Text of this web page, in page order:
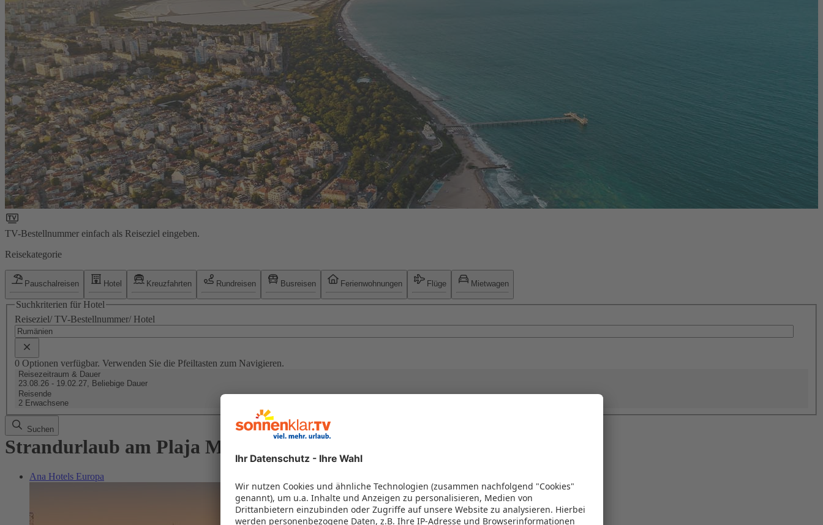
TV-Bestellnummer einfach als Reiseziel eingeben.
Reisekategorie
Pauschalreisen Hotel Kreuzfahrten Rundreisen Busreisen Ferienwohnungen Flüge Mietwagen
Suchkriterien für Hotel
Reiseziel/ TV-Bestellnummer/ Hotel
0 Optionen verfügbar. Verwenden Sie die Pfeiltasten zum Navigieren.
Reisezeitraum & Dauer
23.08.26 - 19.02.27, Beliebige Dauer
Reisende
2 Erwachsene
Suchen
Strandurlaub am Plaja Mamaia in Rumänien
Ana Hotels Europa